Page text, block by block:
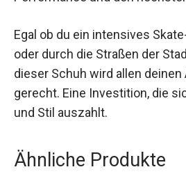
stellt er sicher, dass du immer
Performance und den
Egal ob du ein intensives
absolvierst oder durch die
durch Qualität und Stil auszahlt.